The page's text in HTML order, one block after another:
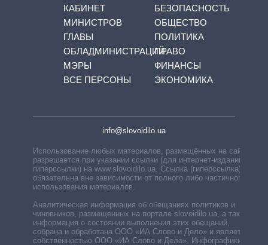
КАБИНЕТ
МИНИСТРОВ
ГЛАВЫ
ОБЛАДМИНИСТРАЦИЙ
МЭРЫ
ВСЕ ПЕРСОНЫ
БЕЗОПАСНОСТЬ
ОБЩЕСТВО
ПОЛИТИКА
ПРАВО
ФИНАНСЫ
ЭКОНОМИКА
info@slovoidilo.ua
Использование любых материалов, размещённых на сайте,
разрешается при указании ссылки (для интернет-изданий —
гиперссылки) на www.slovoidilo.ua. Ссылка (гиперссылка)
обязательна вне зависимости от полного либо частичного
использования материалов.
Аналитическая информация об обещаниях политиков и
чиновников, размещенных на портале slovoidilo.ua, а также
информация о состоянии выполнения этих обещаний,
собрана и обработана ООО «ИА Слово и Дело» и является
собственностью ООО «ИА Слово и Дело». Инфографики,